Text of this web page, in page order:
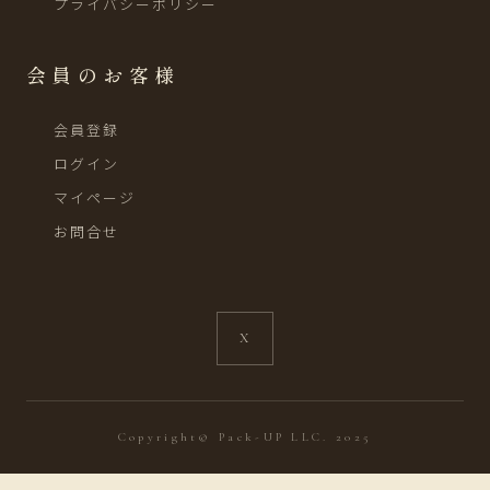
会員のお客様
会員登録
ログイン
マイページ
お問合せ
X
Copyright© Pack-UP LLC. 2025